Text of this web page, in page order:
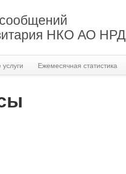
НКО АО НРД
Ежемесячная статистика